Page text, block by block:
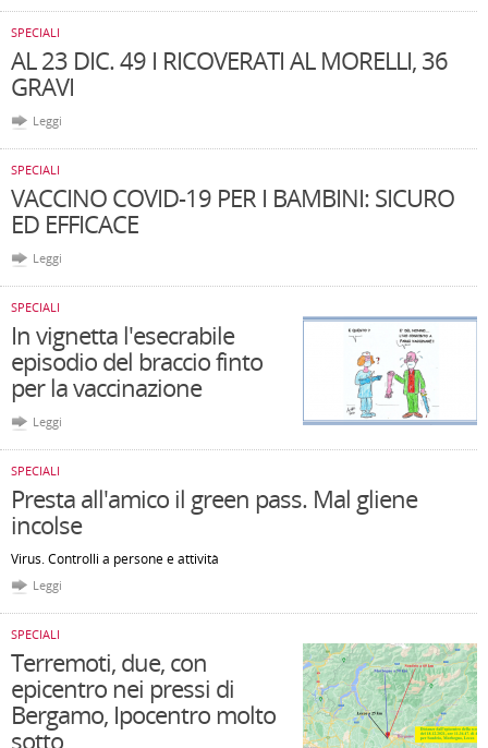
SPECIALI
AL 23 DIC. 49 I RICOVERATI AL MORELLI, 36
GRAVI
Leggi
SPECIALI
VACCINO COVID-19 PER I BAMBINI: SICURO
ED EFFICACE
Leggi
SPECIALI
In vignetta l'esecrabile
episodio del braccio finto
per la vaccinazione
Leggi
SPECIALI
Presta all'amico il green pass. Mal gliene
incolse
Virus. Controlli a persone e attività
Leggi
SPECIALI
Terremoti, due, con
epicentro nei pressi di
Bergamo, Ipocentro molto
sotto